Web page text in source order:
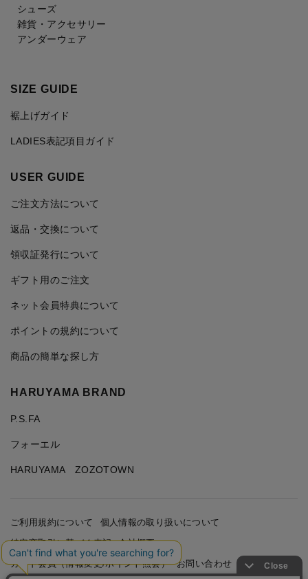
シューズ
雑貨・アクセサリー
アンダーウェア
SIZE GUIDE
裾上げガイド
LADIES表記項目ガイド
USER GUIDE
ご注文方法について
返品・交換について
領収証発行について
ギフト用のご注文
ネット会員特典について
ポイントの規約について
商品の簡単な探し方
HARUYAMA BRAND
P.S.FA
フォーエル
HARUYAMA ZOZOTOWN
ご利用規約について
個人情報の取り扱いについて
特定商取引に基づく表記
会社概要
カード会員（情報変更/ポイント照会）
お問い合わせ